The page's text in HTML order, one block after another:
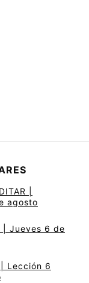
|
agosto
| Jueves 6 de
| Lección 6